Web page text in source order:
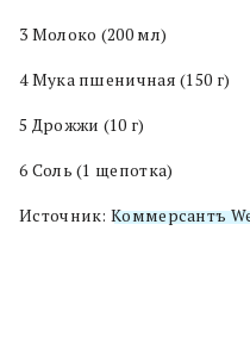
3 Молоко (200 мл)
4 Мука пшеничная (150 г)
5 Дрожжи (10 г)
6 Соль (1 щепотка)
Источник: Коммерсантъ